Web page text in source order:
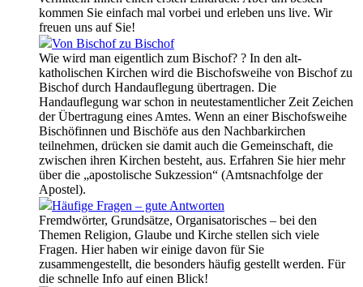
kommen Sie einfach mal vorbei und erleben uns live. Wir
freuen uns auf Sie!
Von Bischof zu Bischof
Wie wird man eigentlich zum Bischof? ? In den alt-
katholischen Kirchen wird die Bischofsweihe von Bischof zu
Bischof durch Handauflegung übertragen. Die
Handauflegung war schon in neutestamentlicher Zeit Zeichen
der Übertragung eines Amtes. Wenn an einer Bischofsweihe
Bischöfinnen und Bischöfe aus den Nachbarkirchen
teilnehmen, drücken sie damit auch die Gemeinschaft, die
zwischen ihren Kirchen besteht, aus. Erfahren Sie hier mehr
über die „apostolische Sukzession“ (Amtsnachfolge der
Apostel).
Häufige Fragen – gute Antworten
Fremdwörter, Grundsätze, Organisatorisches – bei den
Themen Religion, Glaube und Kirche stellen sich viele
Fragen. Hier haben wir einige davon für Sie
zusammengestellt, die besonders häufig gestellt werden. Für
die schnelle Info auf einen Blick!